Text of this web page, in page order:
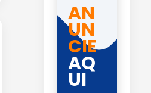
AN
UN
CIE
AQ
UI